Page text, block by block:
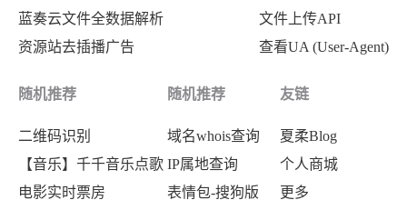
蓝奏云文件全数据解析
资源站去插播广告
文件上传API
查看UA (User-Agent)
随机推荐
二维码识别
【音乐】千千音乐点歌
电影实时票房
随机推荐
域名whois查询
IP属地查询
表情包-搜狗版
友链
夏柔Blog
个人商城
更多